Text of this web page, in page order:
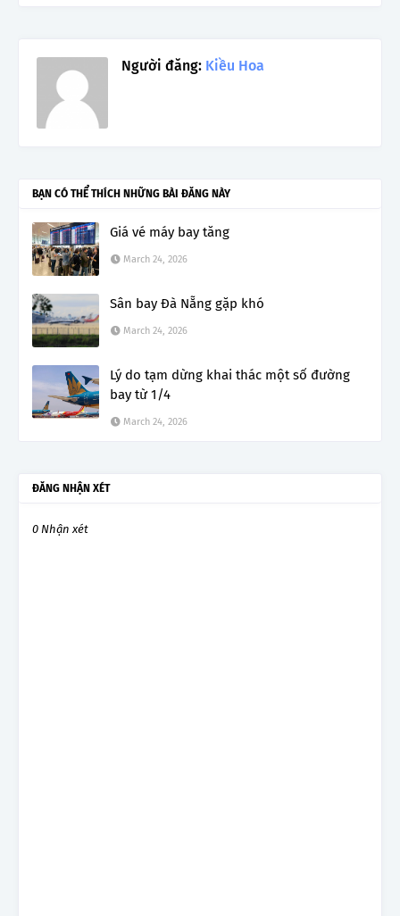
Người đăng: Kiều Hoa
BẠN CÓ THỂ THÍCH NHỮNG BÀI ĐĂNG NÀY
Giá vé máy bay tăng
March 24, 2026
Sân bay Đà Nẵng gặp khó
March 24, 2026
Lý do tạm dừng khai thác một số đường
bay từ 1/4
March 24, 2026
ĐĂNG NHẬN XÉT
0 Nhận xét